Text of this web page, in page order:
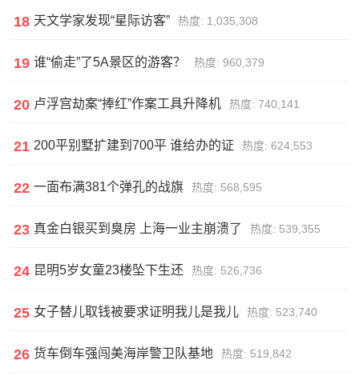
18 天文学家发现“星际访客” 热度: 1,035,308
19 谁“偷走”了5A景区的游客？ 热度: 960,379
20 卢浮宫劫案“捧红”作案工具升降机 热度: 740,141
21 200平别墅扩建到700平 谁给办的证 热度: 624,553
22 一面布满381个弹孔的战旗 热度: 568,595
23 真金白银买到臭房 上海一业主崩溃了 热度: 539,355
24 昆明5岁女童23楼坠下生还 热度: 526,736
25 女子替儿取钱被要求证明我儿是我儿 热度: 523,740
26 货车倒车强闯美海岸警卫队基地 热度: 519,842